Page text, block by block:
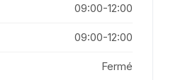
09:00-12:00
09:00-12:00
Fermé